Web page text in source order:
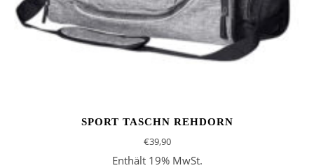
SPORT TASCHN REHDORN
€39,90
Enthält 19% MwSt.